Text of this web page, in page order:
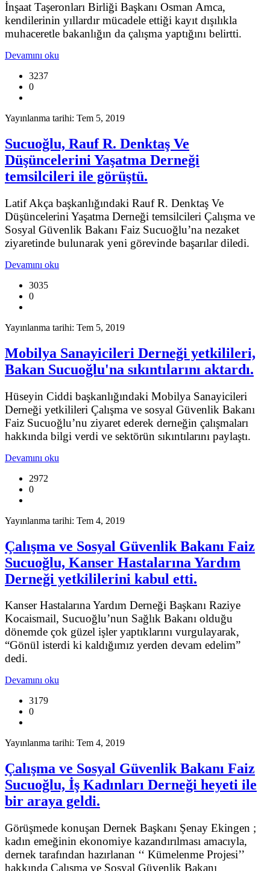
İnşaat Taşeronları Birliği Başkanı Osman Amca,
kendilerinin yıllardır mücadele ettiği kayıt dışılıkla
muhaceretle bakanlığın da çalışma yaptığını belirtti.
Devamını oku
3237
0
Yayınlanma tarihi: Tem 5, 2019
Sucuoğlu, Rauf R. Denktaş Ve
Düşüncelerini Yaşatma Derneği
temsilcileri ile görüştü.
Latif Akça başkanlığındaki Rauf R. Denktaş Ve
Düşüncelerini Yaşatma Derneği temsilcileri Çalışma ve
Sosyal Güvenlik Bakanı Faiz Sucuoğlu’na nezaket
ziyaretinde bulunarak yeni görevinde başarılar diledi.
Devamını oku
3035
0
Yayınlanma tarihi: Tem 5, 2019
Mobilya Sanayicileri Derneği yetkilileri,
Bakan Sucuoğlu'na sıkıntılarını aktardı.
Hüseyin Ciddi başkanlığındaki Mobilya Sanayicileri
Derneği yetkilileri Çalışma ve sosyal Güvenlik Bakanı
Faiz Sucuoğlu’nu ziyaret ederek derneğin çalışmaları
hakkında bilgi verdi ve sektörün sıkıntılarını paylaştı.
Devamını oku
2972
0
Yayınlanma tarihi: Tem 4, 2019
Çalışma ve Sosyal Güvenlik Bakanı Faiz
Sucuoğlu, Kanser Hastalarına Yardım
Derneği yetkililerini kabul etti.
Kanser Hastalarına Yardım Derneği Başkanı Raziye
Kocaismail, Sucuoğlu’nun Sağlık Bakanı olduğu
dönemde çok güzel işler yaptıklarını vurgulayarak,
“Gönül isterdi ki kaldığımız yerden devam edelim”
dedi.
Devamını oku
3179
0
Yayınlanma tarihi: Tem 4, 2019
Çalışma ve Sosyal Güvenlik Bakanı Faiz
Sucuoğlu, İş Kadınları Derneği heyeti ile
bir araya geldi.
Görüşmede konuşan Dernek Başkanı Şenay Ekingen ;
kadın emeğinin ekonomiye kazandırılması amacıyla,
dernek tarafından hazırlanan ‘‘ Kümelenme Projesi’’
hakkında Çalışma ve Sosyal Güvenlik Bakanı